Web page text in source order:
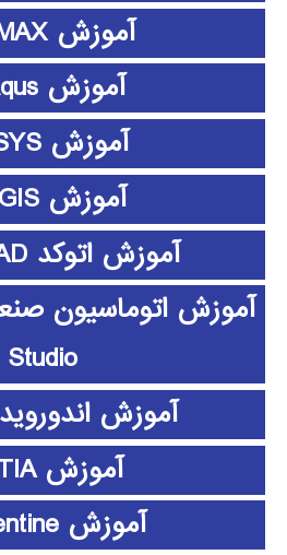
آموزش 3D MAX
آموزش abaqus
آموزش ANSYS
آموزش ArcGIS
آموزش اتوکد AUTOCAD
Studio
آموزش اندوروید android
آموزش CATIA
آموزش clementine